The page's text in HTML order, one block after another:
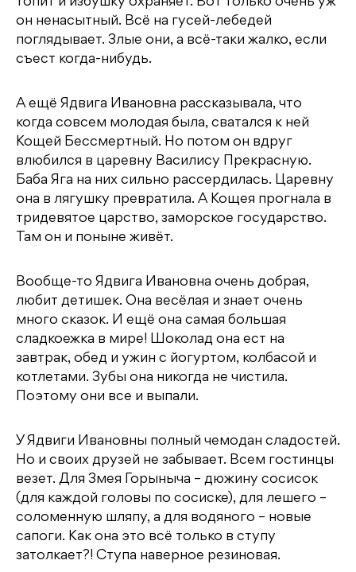
топит и избушку охраняет. Вот только очень уж
он ненасытный. Всё на гусей-лебедей
поглядывает. Злые они, а всё-таки жалко, если
съест когда-нибудь.
А ещё Ядвига Ивановна рассказывала, что
когда совсем молодая была, сватался к ней
Кощей Бессмертный. Но потом он вдруг
влюбился в царевну Василису Прекрасную.
Баба Яга на них сильно рассердилась. Царевну
она в лягушку превратила. А Кощея прогнала в
тридевятое царство, заморское государство.
Там он и поныне живёт.
Вообще-то Ядвига Ивановна очень добрая,
любит детишек. Она весёлая и знает очень
много сказок. И ещё она самая большая
сладкоежка в мире! Шоколад она ест на
завтрак, обед и ужин с йогуртом, колбасой и
котлетами. Зубы она никогда не чистила.
Поэтому они все и выпали.
У Ядвиги Ивановны полный чемодан сладостей.
Но и своих друзей не забывает. Всем гостинцы
везет. Для Змея Горыныча – дюжину сосисок
(для каждой головы по сосиске), для лешего –
соломенную шляпу, а для водяного – новые
сапоги. Как она это всё только в ступу
затолкает?! Ступа наверное резиновая.